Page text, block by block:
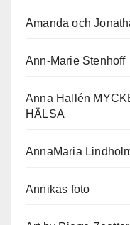
Amanda och
Ann-Marie Stenhoff
Anna Hallén
HÄLSA
AnnaMaria
Annikas foto